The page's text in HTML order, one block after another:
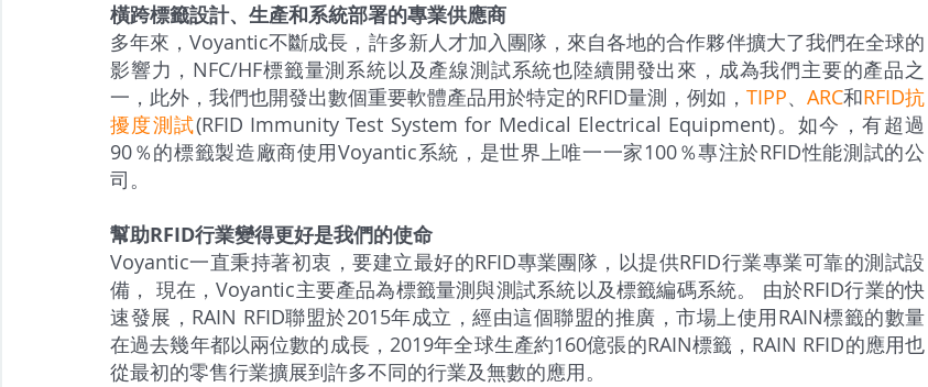
橫跨標籤設計、生產和系統部署的專業供應商
多年來，Voyantic不斷成長，許多新人才加入團隊，來自各地的合作夥伴擴大了我們在全球的
影響力，NFC/HF標籤量測系統以及產線測試系統也陸續開發出來，成為我們主要的產品之
一，此外，我們也開發出數個重要軟體產品用於特定的RFID量測，例如， TIPP、 ARC和RFID抗
擾度測試(RFID Immunity Test System for Medical Electrical Equipment)。如今，有超過
90％的標籤製造廠商使用Voyantic系統，是世界上唯一一家100％專注於RFID性能測試的公
司。
幫助RFID行業變得更好是我們的使命
Voyantic一直秉持著初衷，要建立最好的RFID專業團隊，以提供RFID行業專業可靠的測試設
備， 現在，Voyantic主要產品為標籤量測與測試系統以及標籤編碼系統。 由於RFID行業的快
速發展，RAIN RFID聯盟於2015年成立，經由這個聯盟的推廣，市場上使用RAIN標籤的數量
在過去幾年都以兩位數的成長，2019年全球生產約160億張的RAIN標籤，RAIN RFID的應用也
從最初的零售行業擴展到許多不同的行業及無數的應用。